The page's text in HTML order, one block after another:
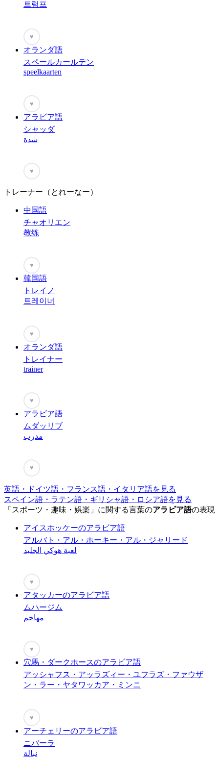
트럼프
♥
オランダ語
スペールカールテン
speelkaarten
♥
アラビア語
シャッダ
شدة
♥
トレーナー（とれーなー）
中国語
チャオリエン
教练
♥
韓国語
トレイノ
트레이너
♥
オランダ語
トレイナー
trainer
♥
アラビア語
ムダッリブ
مدرب
♥
英語・ドイツ語・フランス語・イタリア語を見る
スペイン語・ラテン語・ギリシャ語・ロシア語を見る
「スポーツ・趣味・娯楽」に関する言葉のアラビア語の表現
アイスホッケーのアラビア語
アルバト・アル・ホーキー・アル・ジャリード
لعبة هوكي الجليد
♥
アタッカーのアラビア語
ムハージム
مهاجم
♥
穴馬・ダークホースのアラビア語
アッシャフス・アッラズィー・ユフラズ・ファウザ
ン・ラー・ヤタワッカア・ミンニ
♥
アーチェリーのアラビア語
ニバーラ
نبالة